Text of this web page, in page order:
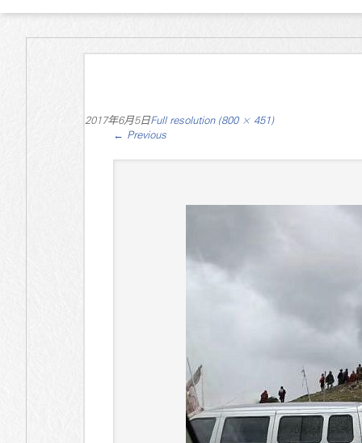
2017年6月5日Full resolution (800 × 451)
← Previous